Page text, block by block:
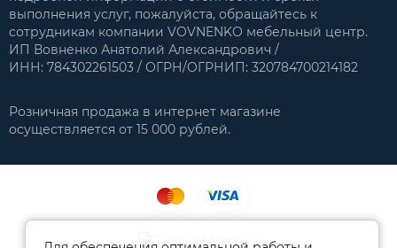
выполнения услуг, пожалуйста, обращайтесь к
сотрудникам компании VOVNENKO мебельный центр.
ИП Вовненко Анатолий Александрович /
ИНН: 784302261503 / ОГРН/ОГРНИП: 320784700214182
Розничная продажа в интернет магазине
осуществляется от 15 000 рублей.